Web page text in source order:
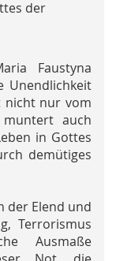
der
Faustyna
Unendlichkeit
nicht nur vom
muntert auch
in Gottes
demütiges
der Elend und
Terrorismus
Ausmaße